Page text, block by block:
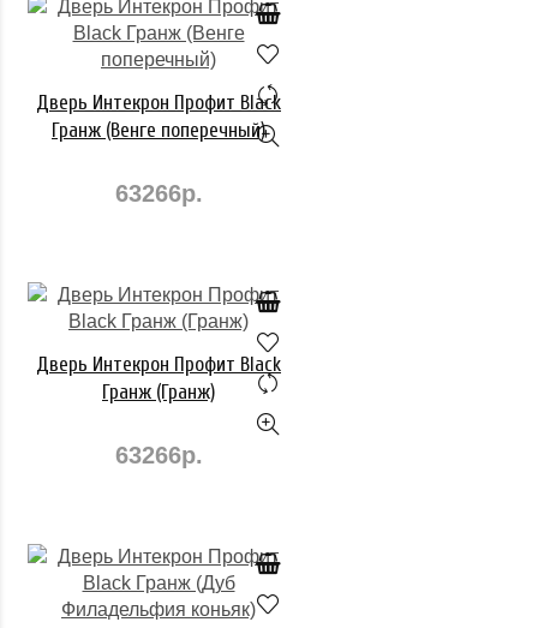
Дверь Интекрон Профит Black
Гранж (Венге поперечный)
63266р.
Дверь Интекрон Профит Black
Гранж (Гранж)
63266р.